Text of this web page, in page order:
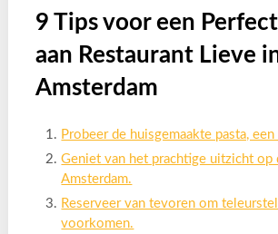
9 Tips voor een
aan Restaurant Lieve
Amsterdam
Probeer de huisgemaakte pasta, een
Geniet van het prachtige uitzicht op
Amsterdam.
Reserveer van tevoren om
voorkomen.